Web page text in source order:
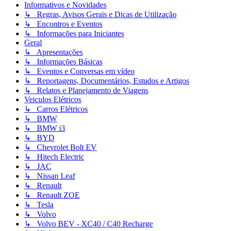
Informativos e Novidades
↳ Regras, Avisos Gerais e Dicas de Utilização
↳ Encontros e Eventos
↳ Informações para Iniciantes
Geral
↳ Apresentações
↳ Informações Básicas
↳ Eventos e Conversas em vídeo
↳ Reportagens, Documentários, Estudos e Artigos
↳ Relatos e Planejamento de Viagens
Veiculos Elétricos
↳ Carros Elétricos
↳ BMW
↳ BMW i3
↳ BYD
↳ Chevrolet Bolt EV
↳ Hitech Electric
↳ JAC
↳ Nissan Leaf
↳ Renault
↳ Renault ZOE
↳ Tesla
↳ Volvo
↳ Volvo BEV - XC40 / C40 Recharge